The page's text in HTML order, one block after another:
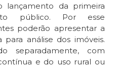
lançamento da primeira
público. Por esse
poderão apresentar a
para análise dos imóveis.
separadamente, com
e do uso rural ou